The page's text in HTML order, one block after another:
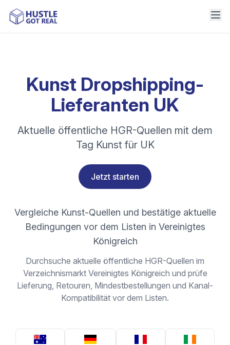
Kunst Dropshipping-
Lieferanten UK
Aktuelle öffentliche HGR-Quellen mit dem
Tag Kunst für UK
Jetzt starten
Vergleiche Kunst-Quellen und bestätige aktuelle
Bedingungen vor dem Listen in Vereinigtes
Königreich
Durchsuche aktuelle öffentliche HGR-Quellen im
Verzeichnismarkt Vereinigtes Königreich und prüfe
Lieferung, Retouren, Mindestbestellungen und Kanal-
Kompatibilität vor dem Listen.